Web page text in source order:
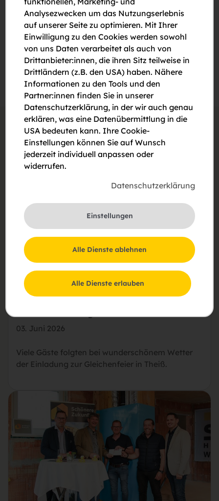
Bewohner. Bei Interesse wenden Sie sich bitte an Frau
Ewelina Krammer unter der Telefonnummer 01/505 87
75 – 5566 oder per E-Mail an e.krammer@sz.at.
Weitere Neuigkeiten Alle Neuigkeiten
03. Juni 2026
Viele Gäste folgten bei wunderschönem Wetter
der Einladung zur Gleichenfeier in Theiß.
Analysezwecken um das Nutzungserlebnis
auf unserer Seite zu optimieren. Mit Ihrer
Einwilligung zu den Cookies werden sowohl
von uns Daten verarbeitet als auch von
Drittanbieter:innen, die ihren Sitz teilweise in
Drittländern (z.B. den USA) haben. Nähere
Informationen zu den Tools und den
Partner:innen finden Sie in unserer
Datenschutzerklärung, in der wir auch genau
erklären, was eine Datenübermittlung in die
USA bedeuten kann. Ihre Cookie-
Einstellungen können Sie auf Wunsch
jederzeit individuell anpassen oder
widerrufen.
Datenschutzerklärung
Einstellungen
Alle Dienste ablehnen
Alle Dienste erlauben